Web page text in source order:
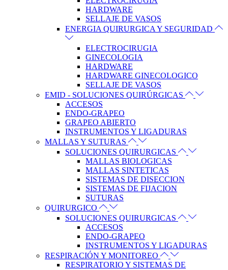
HARDWARE
SELLAJE DE VASOS
ENERGIA QUIRURGICA Y SEGURIDAD
ELECTROCIRUGIA
GINECOLOGIA
HARDWARE
HARDWARE GINECOLOGICO
SELLAJE DE VASOS
EMID - SOLUCIONES QUIRÚRGICAS
ACCESOS
ENDO-GRAPEO
GRAPEO ABIERTO
INSTRUMENTOS Y LIGADURAS
MALLAS Y SUTURAS
SOLUCIONES QUIRURGICAS
MALLAS BIOLOGICAS
MALLAS SINTETICAS
SISTEMAS DE DISECCION
SISTEMAS DE FIJACION
SUTURAS
QUIRURGICO
SOLUCIONES QUIRURGICAS
ACCESOS
ENDO-GRAPEO
INSTRUMENTOS Y LIGADURAS
RESPIRACIÓN Y MONITOREO
RESPIRATORIO Y SISTEMAS DE